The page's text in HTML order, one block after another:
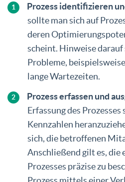
Prozess identifizieren
sollte man sich auf
deren
scheint. Hinweise
Probleme,
lange Wartezeiten.
Prozess erfassen und
Erfassung des Prozesses
Kennzahlen
sich, die betroffenen
Anschließend gilt es, die
Prozesses präzise zu